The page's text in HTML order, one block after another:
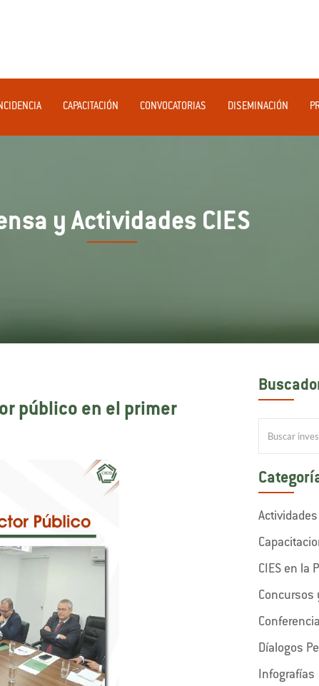
CAPACITACIÓN CONVOCATORIAS DISEMINACIÓN
y Actividades CIES
público en el primer
CIES en la
Concursos
Díalogos
Infografías